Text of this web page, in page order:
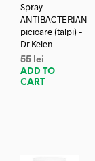
Spray
ANTIBACTERIAN
picioare (talpi) –
Dr.Kelen
55 lei
ADD TO
CART